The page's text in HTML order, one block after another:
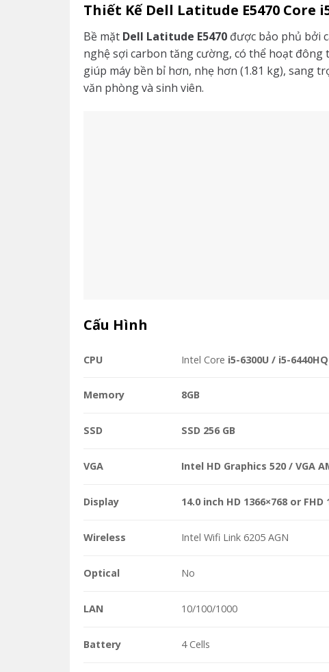
Thiết Kế Dell Latitude E5470 Core
Bề mặt Dell Latitude E5470 được bảo phủ bởi
nghệ sợi carbon tăng cường, có thể hoạt
giúp máy bền bỉ hơn, nhẹ hơn (1.81 kg), sang
văn phòng và sinh viên.
Cấu Hình
CPU Intel Core i5-6300U / i5-
Memory 8GB
SSD SSD 256 GB
VGA Intel HD Graphics 520 / VGA
Display 14.0 inch HD 1366×768 or FHD
Wireless Intel Wifi Link 6205 AGN
Optical No
LAN 10/100/1000
Battery 4 Cells